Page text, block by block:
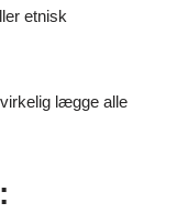
etnisk
lægge alle